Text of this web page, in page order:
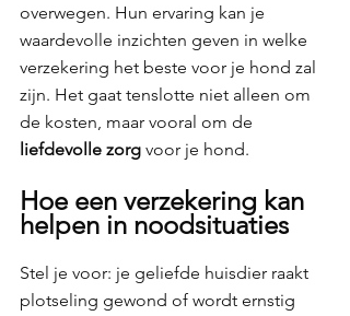
overwegen. Hun ervaring kan je
waardevolle inzichten geven in welke
verzekering het beste voor je hond zal
zijn. Het gaat tenslotte niet alleen om
de kosten, maar vooral om de
liefdevolle zorg voor je hond.
Hoe een verzekering kan
helpen in noodsituaties
Stel je voor: je geliefde huisdier raakt
plotseling gewond of wordt ernstig